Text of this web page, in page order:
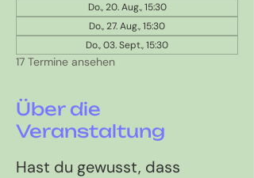
Do., 20. Aug., 15:30
Do., 27. Aug., 15:30
Do., 03. Sept., 15:30
17 Termine ansehen
Über die
Veranstaltung
Hast du gewusst, dass